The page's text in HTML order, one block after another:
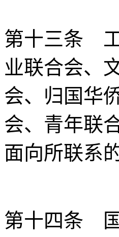
第十三条
业联合会、
会、归国华
会、青年联
面向所联系
第十四条